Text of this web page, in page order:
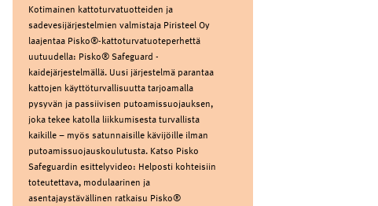
Kotimainen kattoturvatuotteiden ja
sadevesijärjestelmien valmistaja Piristeel Oy
laajentaa Pisko®-kattoturvatuoteperhettä
uutuudella: Pisko® Safeguard -
kaidejärjestelmällä. Uusi järjestelmä parantaa
kattojen käyttöturvallisuutta tarjoamalla
pysyvän ja passiivisen putoamissuojauksen,
joka tekee katolla liikkumisesta turvallista
kaikille – myös satunnaisille kävijöille ilman
putoamissuojauskoulutusta. Katso Pisko
Safeguardin esittelyvideo: Helposti kohteisiin
toteutettava, modulaarinen ja
asentajaystävällinen ratkaisu Pisko®